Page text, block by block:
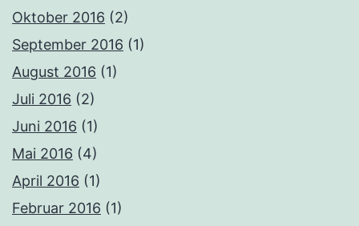
Oktober 2016 (2)
September 2016 (1)
August 2016 (1)
Juli 2016 (2)
Juni 2016 (1)
Mai 2016 (4)
April 2016 (1)
Februar 2016 (1)